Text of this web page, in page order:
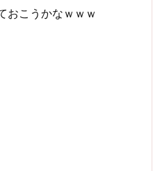
おこうかなｗｗｗ